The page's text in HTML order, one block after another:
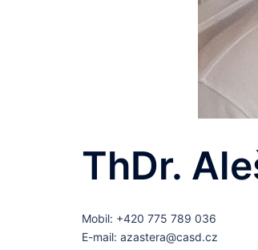
ThDr.
Mobil: +420 775 789 036
E-mail: azastera@casd.cz